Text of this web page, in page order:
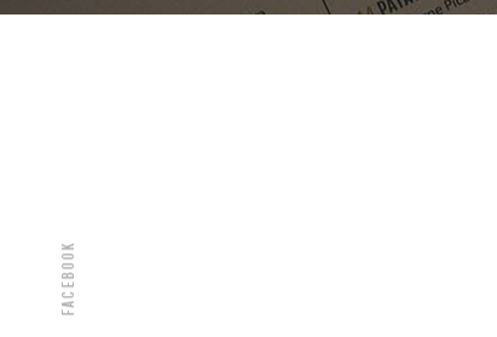
Facebook